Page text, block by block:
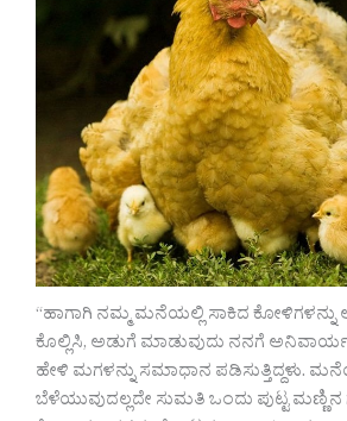
“ಹಾಗಾಗಿ ನಮ್ಮ ಮನೆಯಲ್ಲಿ ಸಾಕಿದ ಕೋಳಿಗಳನ್ನು
ಕೊಲ್ಲಿಸಿ, ಅಡುಗೆ ಮಾಡುವುದು ನನಗೆ
ಹೇಳಿ ಮಗಳನ್ನು ಸಮಾಧಾನ ಪಡಿಸುತ್ತಿದ್ದಳು.
ಬೆಳೆಯುವುದಲ್ಲದೇ ಸುಮತಿ ಒಂದು ಪುಟ್ಟ ಮಣ್ಣಿನ